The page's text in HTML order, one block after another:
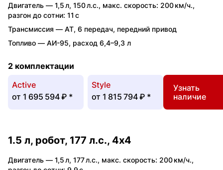
Двигатель — 1,5 л, 150 л.с., макс. скорость: 200 км/ч.,
разгон до сотни: 11 с
Трансмиссия — AT, 6 передач, передний привод
Топливо — АИ-95, расход 6,4–9,3 л
2 комплектации
Active
от 1 695 594 ₽ *
Style
от 1 815 794 ₽ *
Узнать
наличие
1.5 л, робот, 177 л.с., 4x4
Двигатель — 1,5 л, 177 л.с., макс. скорость: 200 км/ч.,